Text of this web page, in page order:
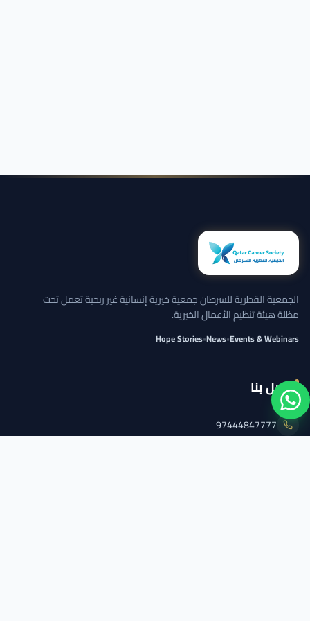
الجمعية القطرية للسرطان جمعية خيرية إنسانية غير ربحية تعمل تحت
مظلة هيئة تنظيم الأعمال الخيرية.
Events & Webinars
•
News
•
Hope Stories
اتصل بنا
97444847777